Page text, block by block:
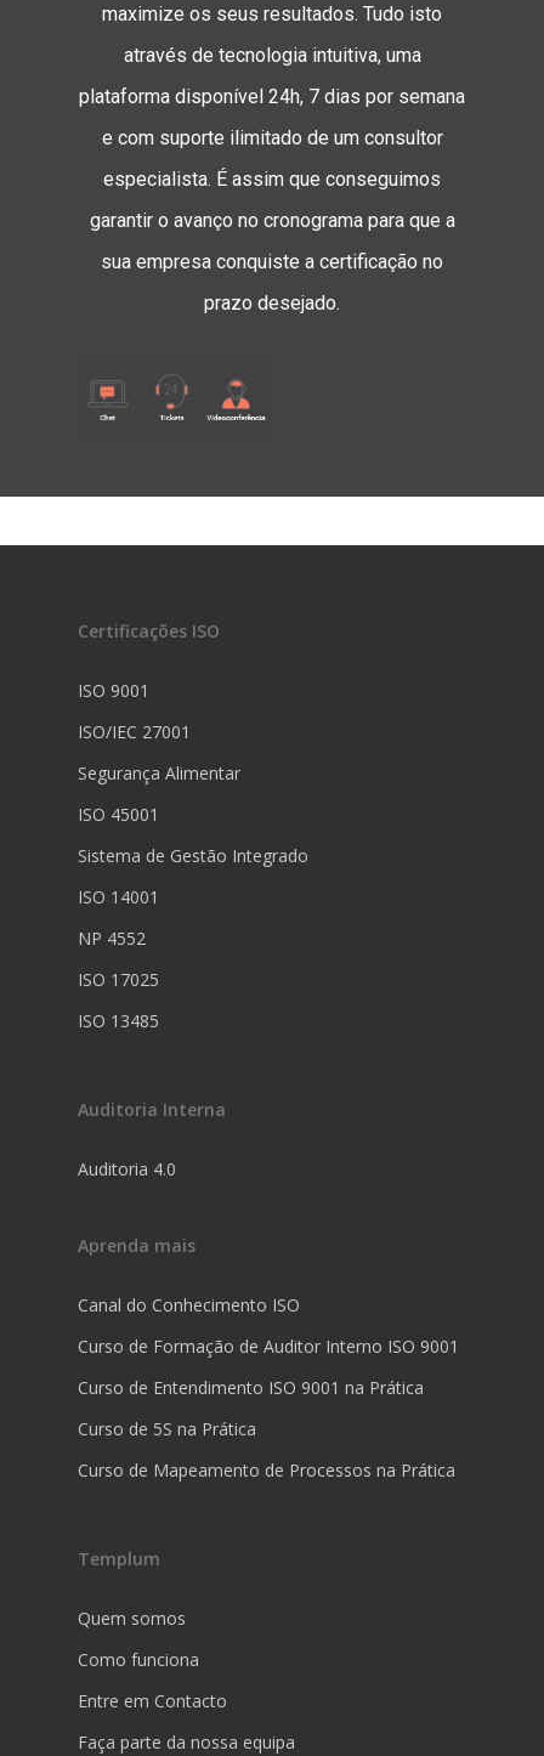
maximize os seus resultados. Tudo isto
através de tecnologia intuitiva, uma
plataforma disponível 24h, 7 dias por semana
e com suporte ilimitado de um consultor
especialista. É assim que conseguimos
garantir o avanço no cronograma para que a
sua empresa conquiste a certificação no
prazo desejado.
Certificações ISO
ISO 9001
ISO/IEC 27001
Segurança Alimentar
ISO 45001
Sistema de Gestão Integrado
ISO 14001
NP 4552
ISO 17025
ISO 13485
Auditoria Interna
Auditoria 4.0
Aprenda mais
Canal do Conhecimento ISO
Curso de Formação de Auditor Interno ISO 9001
Curso de Entendimento ISO 9001 na Prática
Curso de 5S na Prática
Curso de Mapeamento de Processos na Prática
Templum
Quem somos
Como funciona
Entre em Contacto
Faça parte da nossa equipa